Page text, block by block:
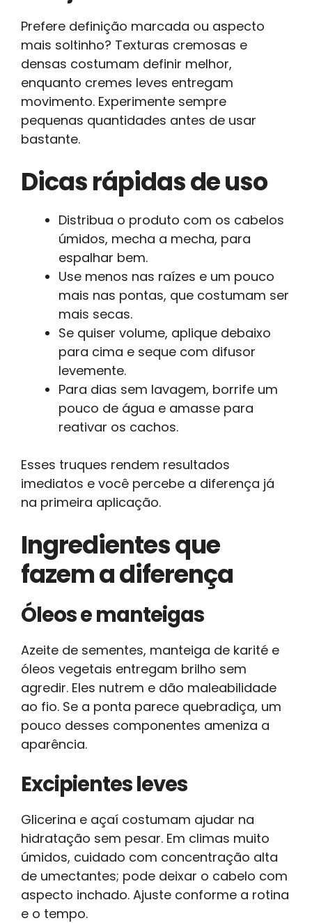
Prefere definição marcada ou aspecto
mais soltinho? Texturas cremosas e
densas costumam definir melhor,
enquanto cremes leves entregam
movimento. Experimente sempre
pequenas quantidades antes de usar
bastante.
Dicas rápidas de uso
Distribua o produto com os cabelos
úmidos, mecha a mecha, para
espalhar bem.
Use menos nas raízes e um pouco
mais nas pontas, que costumam ser
mais secas.
Se quiser volume, aplique debaixo
para cima e seque com difusor
levemente.
Para dias sem lavagem, borrife um
pouco de água e amasse para
reativar os cachos.
Esses truques rendem resultados
imediatos e você percebe a diferença já
na primeira aplicação.
Ingredientes que
fazem a diferença
Óleos e manteigas
Azeite de sementes, manteiga de karité e
óleos vegetais entregam brilho sem
agredir. Eles nutrem e dão maleabilidade
ao fio. Se a ponta parece quebradiça, um
pouco desses componentes ameniza a
aparência.
Excipientes leves
Glicerina e açaí costumam ajudar na
hidratação sem pesar. Em climas muito
úmidos, cuidado com concentração alta
de umectantes; pode deixar o cabelo com
aspecto inchado. Ajuste conforme a rotina
e o tempo.